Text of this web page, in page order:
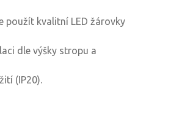
použít kvalitní LED žárovky
dle výšky stropu a
(IP20).